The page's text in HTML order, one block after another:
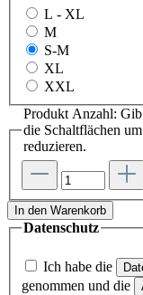
L - XL
M
S-M
XL
XXL
Produkt Anzahl: Gib
die Schaltflächen
reduzieren.
In den Warenkorb
Datenschutz
Ich habe die
genommen und die